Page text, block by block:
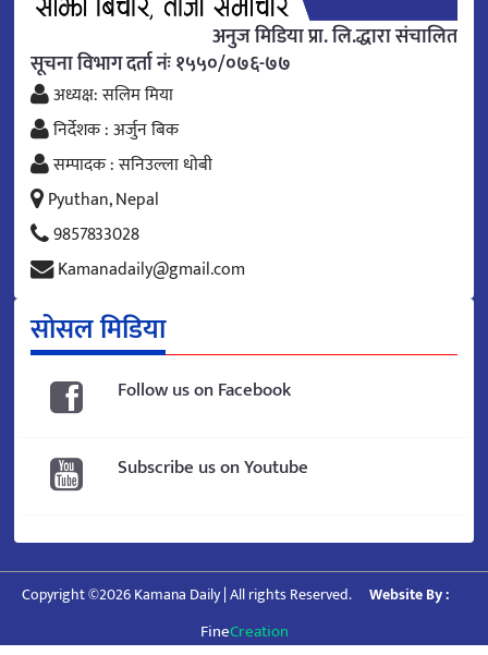
अनुज मिडिया प्रा. लि.द्धारा संचालित
सूचना विभाग दर्ता नंः १५५०/०७६-७७
अध्यक्ष: सलिम मिया
निर्देशक : अर्जुन बिक
सम्पादक : सनिउल्ला धोबी
Pyuthan, Nepal
9857833028
Kamanadaily@gmail.com
सोसल मिडिया
Follow us on Facebook
Subscribe us on Youtube
Copyright ©2026 Kamana Daily | All rights Reserved. Website By :
FineCreation